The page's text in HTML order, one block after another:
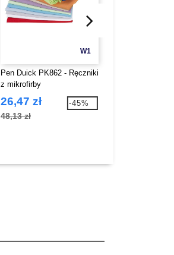
W1
Pen Duick PK862 - Ręczniki
z mikrofirby
26,47 zł
48,13 zł
-45%